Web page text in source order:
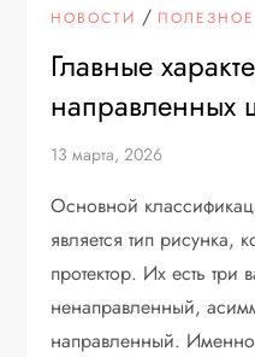
НОВОСТИ / ПОЛЕЗНОЕ
Главные
направленных
13 марта, 2026
Основной
является тип рисунка,
протектор. Их есть три
ненаправленный,
направленный.